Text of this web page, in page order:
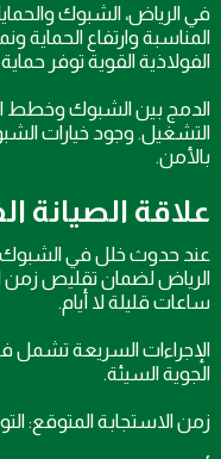
في الرياض، الشبوك
المناسبة وارتفاع الحماية
الفولاذية القوية توفر
الدمج بين الشبوك وخطط
التشغيل. وجود خيارات
بالأمن.
علاقة الصيانة
الرياض لضمان تقليص زمن
ساعات قليلة لا أيام.
الإجراءات السريعة تشمل
الجوية السيئة.
زمن الاستجابة المتوقع: التواجد خلال 15 دقيقة في أوقات الذروة، وضمن 60 دقيقة في